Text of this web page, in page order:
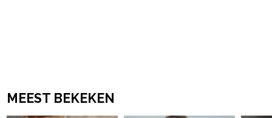
MEEST BEKEKEN